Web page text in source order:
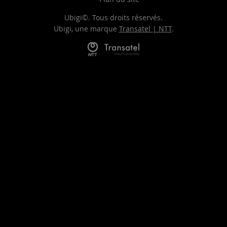
Ubigi©. Tous droits réservés.
Ubigi, une marque Transatel | NTT.